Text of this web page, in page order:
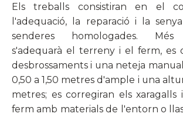
Els treballs consistiran en el
l'adequació, la reparació i la
senderes homologades. Més
s'adequarà el terreny i el ferm, es
desbrossaments i una neteja
0,50 a 1,50 metres d'ample i una
metres; es corregiran els xaragalls
ferm amb materials de l'entorn o